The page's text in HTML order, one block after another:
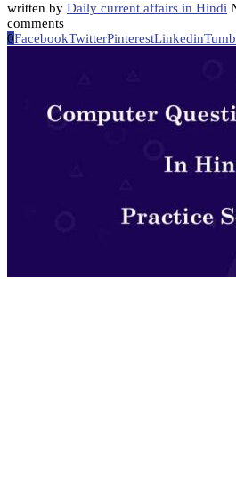
written by Daily current affairs in Hindi
comments
0FacebookTwitterPinterestLinkedin